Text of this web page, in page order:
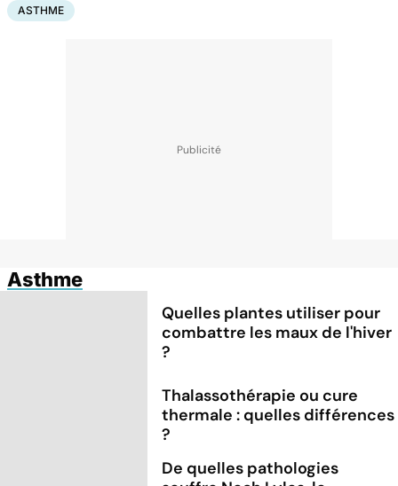
ASTHME
Asthme
Quelles plantes utiliser pour
combattre les maux de l'hiver
?
Thalassothérapie ou cure
thermale : quelles différences
?
De quelles pathologies